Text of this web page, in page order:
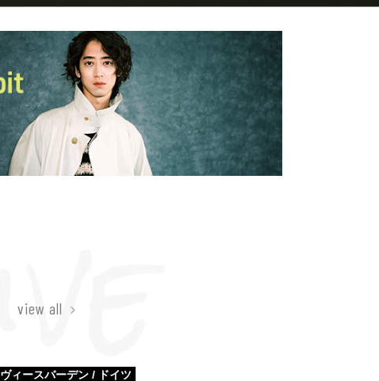
view all
ヴィースバーデン / ドイツ